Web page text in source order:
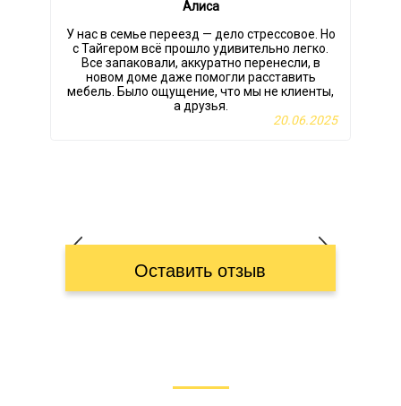
Алиса
У нас в семье переезд — дело стрессовое. Но
с Тайгером всё прошло удивительно легко.
Все запаковали, аккуратно перенесли, в
новом доме даже помогли расставить
мебель. Было ощущение, что мы не клиенты,
а друзья.
20.06.2025
Оставить отзыв